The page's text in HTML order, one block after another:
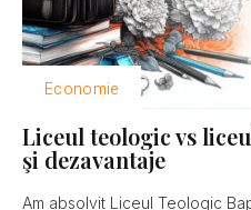
Economie
Liceul teologic vs
şi dezavantaje
Am absolvit Liceul Teologic